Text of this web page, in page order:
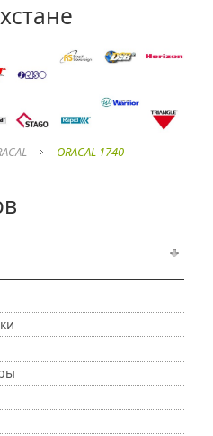
ORACAL 1740